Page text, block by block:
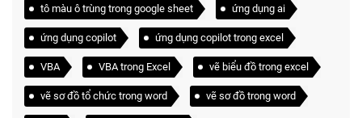
tô màu ô trùng trong google sheet ứng dụng ai
ứng dụng copilot ứng dụng copilot trong excel
VBA VBA trong Excel vẽ biểu đồ trong excel
vẽ sơ đồ tổ chức trong word vẽ sơ đồ trong word